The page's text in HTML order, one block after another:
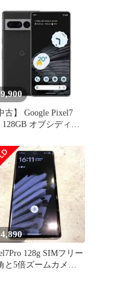
古】 Google Pixel7
128GB オブシディア
【送料無料】
128g SIMフリー
と5倍ズームカメラ